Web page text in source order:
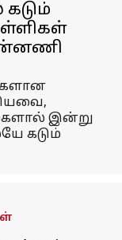
இன்று
கடும்